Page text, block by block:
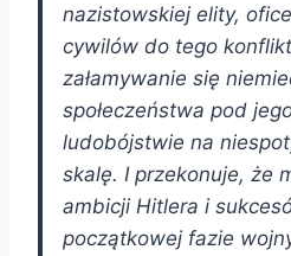
nazistowskiej elity,
cywilów do tego
załamywanie się
społeczeństwa pod
ludobójstwie na
skalę. I przekonuje, że
ambicji Hitlera i
początkowej fazie